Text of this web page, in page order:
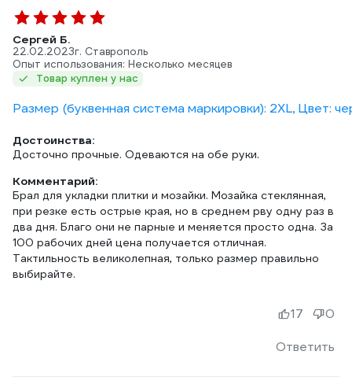
Сергей Б.
22.02.2023г. Ставрополь
Опыт использования: Несколько месяцев
Товар куплен у нас
Размер (буквенная система маркировки): 2XL, Цвет:
Достоинства:
Досточно прочные. Одеваются на обе руки.
Комментарий:
Брал для укладки плитки и мозайки. Мозайка стеклянная,
при резке есть острые края, но в среднем рву одну раз в
два дня. Благо они не парные и меняется просто одна. За
100 рабочих дней цена получается отличная.
Тактильность великолепная, только размер правильно
выбирайте.
Ответить
17 0